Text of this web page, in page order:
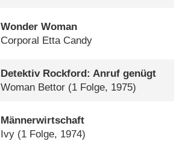
Wonder Woman
Corporal Etta Candy
Detektiv Rockford: Anruf genügt
Woman Bettor (1 Folge, 1975)
Männerwirtschaft
Ivy (1 Folge, 1974)